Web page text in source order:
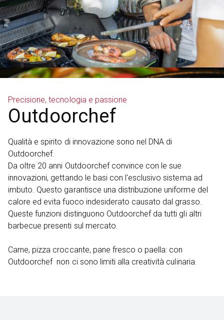
Precisione, tecnologia e passione
Outdoorchef
Qualità e spirito di innovazione sono nel DNA di
Outdoorchef.
Da oltre 20 anni Outdoorchef convince con le sue
innovazioni, gettando le basi con l'esclusivo sistema ad
imbuto. Questo garantisce una distribuzione uniforme del
calore ed evita fuoco indesiderato causato dal grasso.
Queste funzioni distinguono Outdoorchef da tutti gli altri
barbecue presenti sul mercato.
Carne, pizza croccante, pane fresco o paella: con
Outdoorchef non ci sono limiti alla creatività culinaria.